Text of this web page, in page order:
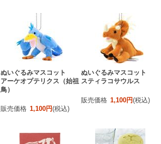
ぬいぐるみマスコット
アーケオプテリクス（始祖
鳥）
販売価格 1,100円(税込)
ぬいぐるみマスコット
スティラコサウルス
販売価格 1,100円(税込)